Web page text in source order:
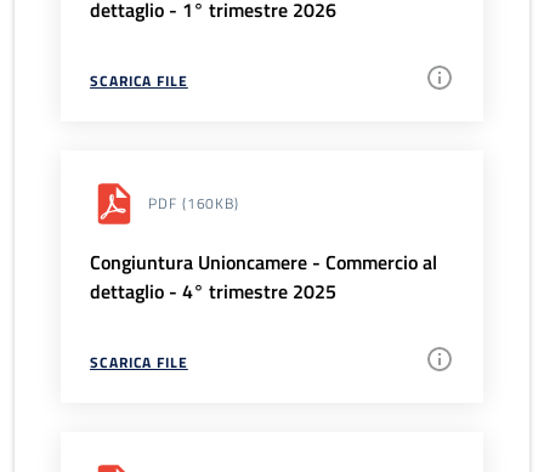
dettaglio - 1° trimestre 2026
SCARICA FILE
PDF (160KB)
Congiuntura Unioncamere - Commercio al
dettaglio - 4° trimestre 2025
SCARICA FILE